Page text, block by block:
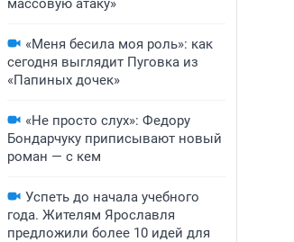
массовую атаку»
«Меня бесила моя роль»: как
сегодня выглядит Пуговка из
«Папиных дочек»
«Не просто слух»: Федору
Бондарчуку приписывают новый
роман — с кем
Успеть до начала учебного
года. Жителям Ярославля
предложили более 10 идей для